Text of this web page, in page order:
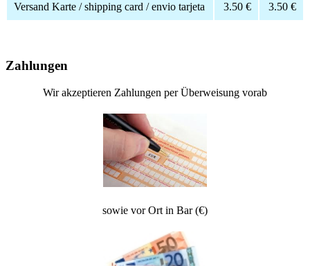
Versand Karte / shipping card / envio tarjeta 3.50 € 3.50 €
Zahlungen
Wir akzeptieren Zahlungen per Überweisung vorab
sowie vor Ort in Bar (€)